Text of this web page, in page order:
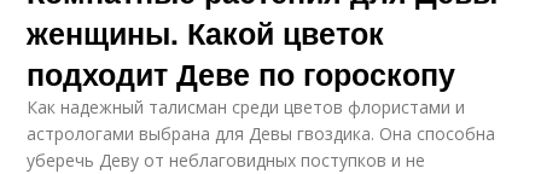
женщины. Какой цветок
подходит Деве по гороскопу
Как надежный талисман среди цветов флористами и
астрологами выбрана для Девы гвоздика. Она способна
уберечь Деву от неблаговидных поступков и не